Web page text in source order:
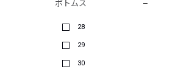
ボトムス
28
29
30